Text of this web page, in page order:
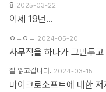
8 2025-03-22
이제 19년...
ㅇㄴㅇㄴ 2024-05-20
잘 읽고갑니다. 2024-03-15
마이크로소프트에 대한